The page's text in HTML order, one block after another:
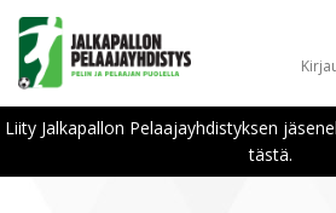
Liity Jalkapallon Pelaajayhdistyksen
tästä.